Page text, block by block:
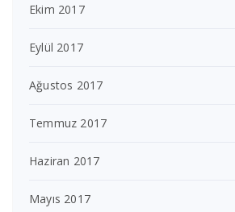
Ekim 2017
Eylül 2017
Ağustos 2017
Temmuz 2017
Haziran 2017
Mayıs 2017